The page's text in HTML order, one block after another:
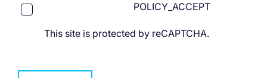
POLICY_ACCEPT
This site is protected by reCAPTCHA.